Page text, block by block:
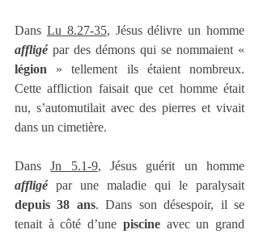
Dans Lu 8.27-35
affligé
légion » tellement ils étaient nombreux.
Cette affliction faisait que cet homme était
nu, s’automutilait avec des pierres et vivait
dans un cimetière.
Dans Jn 5.1-9
affligé
depuis 38 ans. Dans son désespoir, il se
tenait à côté d’une piscine avec un grand